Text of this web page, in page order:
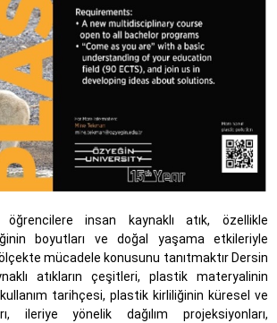
insan kaynaklı atık, özellikle
boyutları ve doğal yaşama etkileriyle
mücadele konusunu tanıtmaktır Dersin
atıkların çeşitleri, plastik materyalinin
tarihçesi, plastik kirliliğinin küresel ve
ileriye yönelik dağılım projeksiyonları,